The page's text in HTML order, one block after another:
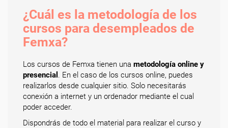
¿Cuál es la metodología de los
cursos para desempleados de
Femxa?
Los cursos de Femxa tienen una metodología online y
presencial
. En el caso de los cursos online, puedes
realizarlos desde cualquier sitio. Solo necesitarás
conexión a internet y un ordenador mediante el cual
poder acceder.
Dispondrás de todo el material para realizar el curso y